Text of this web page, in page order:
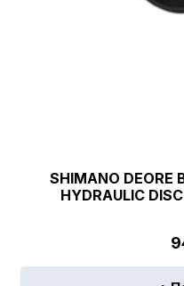
SHIMANO DEORE
HYDRAULIC